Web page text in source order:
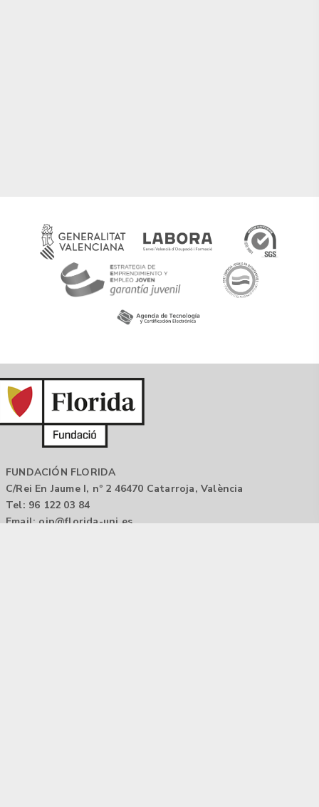
FUNDACIÓN FLORIDA
C/Rei En Jaume I, nº 2 46470 Catarroja, València
Tel: 96 122 03 84
Email: oip@florida-uni.es